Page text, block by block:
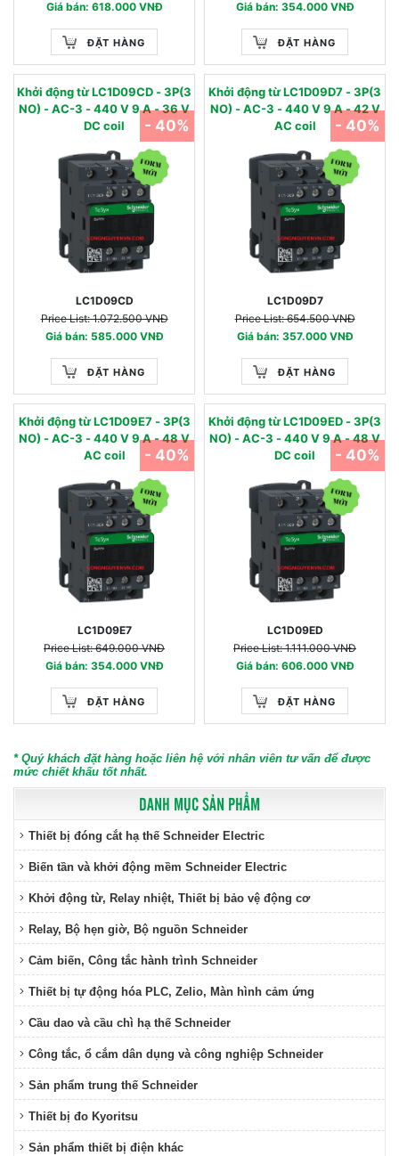
DANH MỤC SẢN PHẨM
Thiết bị đóng cắt hạ thế Schneider Electric
Biến tần và khởi động mềm Schneider Electric
Khởi động từ, Relay nhiệt, Thiết bị bảo vệ động cơ
Relay, Bộ hẹn giờ, Bộ nguồn Schneider
Cảm biến, Công tắc hành trình Schneider
Thiết bị tự động hóa PLC, Zelio, Màn hình cảm ứng
Cầu dao và cầu chì hạ thế Schneider
Công tắc, ổ cắm dân dụng và công nghiệp Schneider
Sản phẩm trung thế Schneider
Thiết bị đo Kyoritsu
Sản phẩm thiết bị điện khác
Giá bán: 618.000 VNĐ
ĐẶT HÀNG
Giá bán: 354.000 VNĐ
ĐẶT HÀNG
Khởi động từ LC1D09CD - 3P(3
NO) - AC-3 - 440 V 9 A - 36 V
DC coil
LC1D09CD
Price List: 1.072.500 VNĐ
Giá bán: 585.000 VNĐ
ĐẶT HÀNG
- 40%
Khởi động từ LC1D09D7 - 3P(3
NO) - AC-3 - 440 V 9 A - 42 V
AC coil
LC1D09D7
Price List: 654.500 VNĐ
Giá bán: 357.000 VNĐ
ĐẶT HÀNG
- 40%
Khởi động từ LC1D09E7 - 3P(3
NO) - AC-3 - 440 V 9 A - 48 V
AC coil
LC1D09E7
Price List: 649.000 VNĐ
Giá bán: 354.000 VNĐ
ĐẶT HÀNG
- 40%
Khởi động từ LC1D09ED - 3P(3
NO) - AC-3 - 440 V 9 A - 48 V
DC coil
LC1D09ED
Price List: 1.111.000 VNĐ
Giá bán: 606.000 VNĐ
ĐẶT HÀNG
- 40%
* Quý khách đặt hàng hoặc liên hệ với nhân viên tư vấn để được
mức chiết khấu tốt nhất.